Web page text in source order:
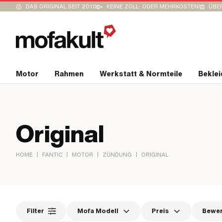
DAS ORIGINAL SEIT 2010 KEINE ZOLL- ODER MEHRKOSTEN
Motor Rahmen Werkstatt & Normteile
Original
HOME | FANTIC | MOTOR | ZÜNDUNG | ORIGINAL
Filter Mofa Modell Preis